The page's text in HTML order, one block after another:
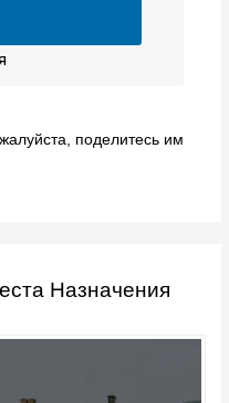
поделитесь им
Назначения